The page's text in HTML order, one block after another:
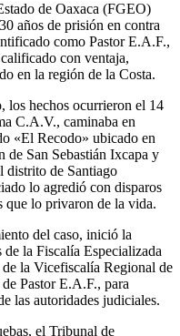
de Oaxaca (FGEO)
años de prisión en contra
como Pastor E.A.F.,
con ventaja,
en la región de la Costa.
los hechos ocurrieron el 14
C.A.V., caminaba en
«El Recodo» ubicado en
de San Sebastián Ixcapa y
distrito de Santiago
lo agredió con disparos
que lo privaron de la vida.
del caso, inició la
la Fiscalía Especializada
la Vicefiscalía Regional de
Pastor E.A.F., para
las autoridades judiciales.
el Tribunal de